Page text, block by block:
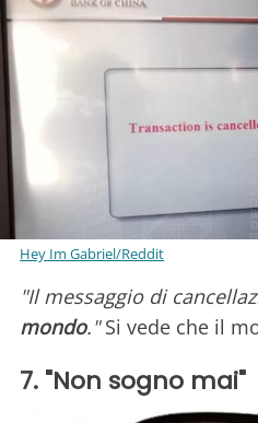
Hey Im Gabriel/Reddit
"Il messaggio di
mondo."Si vede che il
7. "Non sogno mai"